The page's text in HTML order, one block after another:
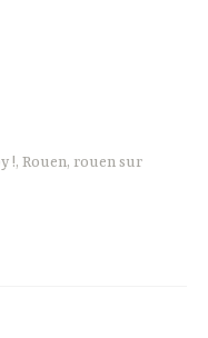
!, Rouen, rouen sur